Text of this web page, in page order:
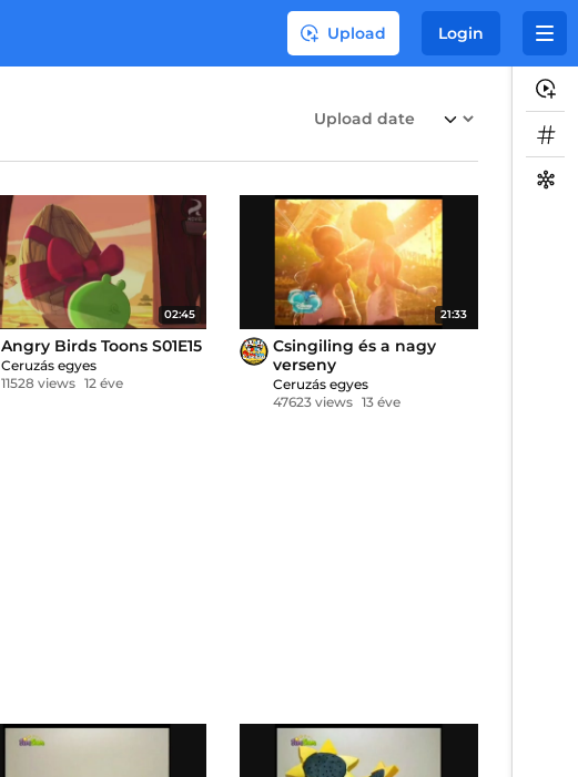
Upload Login
02:45
Angry Birds Toons S01E15
Ceruzás egyes
11528 views 12 éve
21:33
Csingiling és a nagy
verseny
Ceruzás egyes
47623 views 13 éve